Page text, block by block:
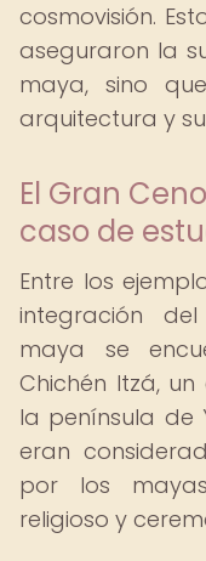
cosmovisión.
aseguraron la
maya, sino
arquitectura y
El Gran
caso de
Entre los
integración
maya se
Chichén Itzá,
la península de
eran
por los
religioso y